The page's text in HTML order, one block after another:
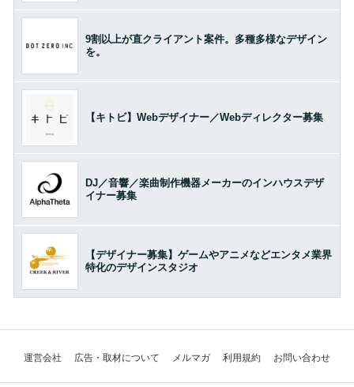
9割以上が直クライアント案件。多種多様なデザイン
を。
【キトビ】Webデザイナー／Webディレクター募集
DJ／音響／楽曲制作機器メーカーのインハウスデザ
イナー募集
【デザイナー募集】ゲームやアニメなどエンタメ業界
特化のデザインスタジオ
運営会社 広告・取材について メルマガ 利用規約 お問い合わせ